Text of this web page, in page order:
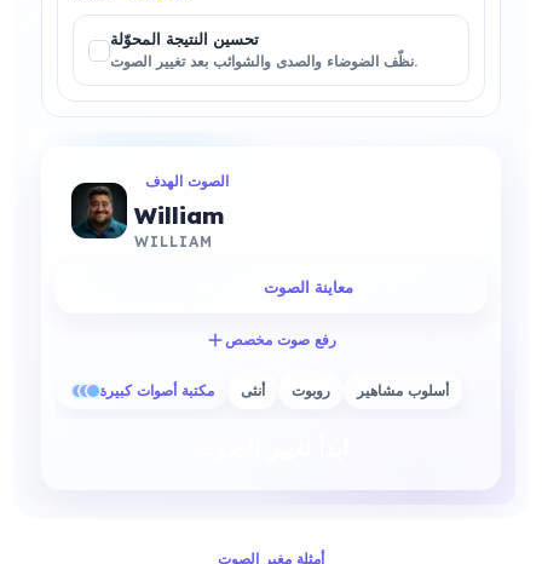
الصوت الهدف
William
WILLIAM
معاينة الصوت
رفع صوت مخصص
مكتبة أصوات كبيرة أنثى روبوت أسلوب مشاهير
تحسين النتيجة المحوّلة
نظّف الضوضاء والصدى والشوائب بعد تغيير الصوت.
أمثلة مغير الصوت